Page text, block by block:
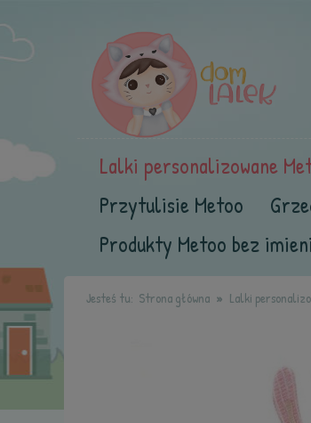
Lalki personalizowane
Przytulisie Metoo
Produkty Metoo bez
Jesteś tu: Strona główna Lalki